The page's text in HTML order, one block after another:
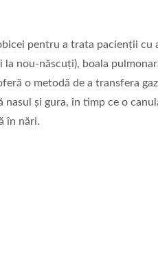
pentru a trata pacienții
nou-născuți), boala
o metodă de a transfera
nasul și gura, în timp ce o
în nări.